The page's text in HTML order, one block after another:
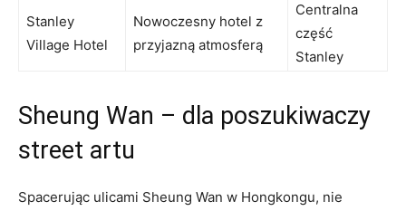
Stanley​
Village Hotel
Nowoczesny hotel z⁢
przyjazną atmosferą
Centralna
część
Stanley
Sheung Wan – dla poszukiwaczy
street artu
Spacerując ulicami Sheung Wan w Hongkongu, nie